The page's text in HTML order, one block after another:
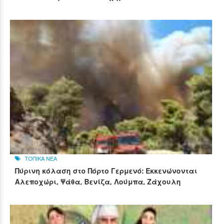
ΤΟΠΙΚΑ ΝΕΑ
Πύρινη κόλαση στο Πόρτο Γερμενό: Εκκενώνονται
Αλεποχώρι, Ψάθα, Βενίζα, Λούμπα, Ζάχουλη